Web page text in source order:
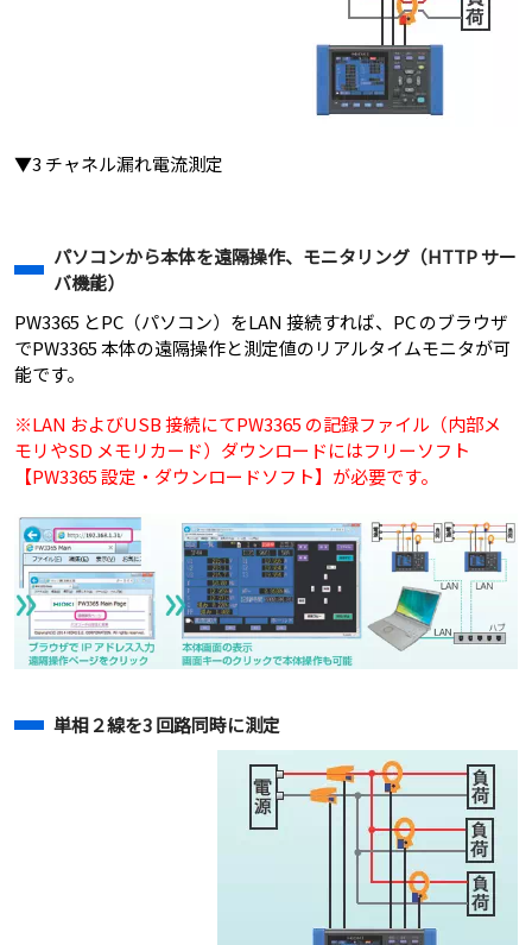
▼3 チャネル漏れ電流測定
パソコンから本体を遠隔操作、モニタリング（HTTP サー
バ機能）
PW3365 とPC（パソコン）をLAN 接続すれば、PC のブラウザ
でPW3365 本体の遠隔操作と測定値のリアルタイムモニタが可
能です。
※LAN およびUSB 接続にてPW3365 の記録ファイル（内部メ
モリやSD メモリカード）ダウンロードにはフリーソフト
【PW3365 設定・ダウンロードソフト】が必要です。
単相２線を3 回路同時に測定